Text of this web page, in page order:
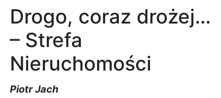
Drogo, coraz drożej…
– Strefa
Nieruchomości
Piotr Jach